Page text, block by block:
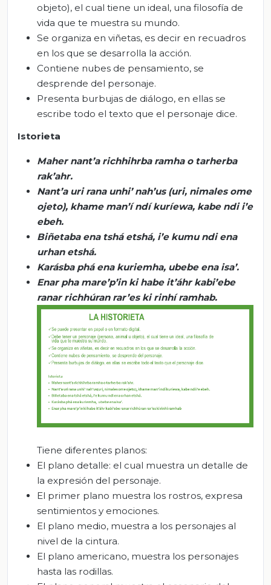
objeto), el cual tiene un ideal, una filosofía de
vida que te muestra su mundo.
Se organiza en viñetas, es decir en recuadros
en los que se desarrolla la acción.
Contiene nubes de pensamiento, se
desprende del personaje.
Presenta burbujas de diálogo, en ellas se
escribe todo el texto que el personaje dice.
Istorieta
Maher nant’a richhihrba ramhao tarherba
rak’ahr.
Nant’a urirana unhi’nah’us (uri, nimales ome
ojeto), khame man’í ndí kuríewa, kabe ndi i’e
ebeh.
Biñetaba ena tshá etshá, i’e kumu ndi ena
urhan etshá.
Karásba phá ena kuriemha, ubebe enaisa’.
Enar pha mare’p’in ki habe it’áhr kabi’ebe
ranar richhúran rar’es ki rinhí ramhab.
Tiene diferentes planos:
El plano detalle: el cual muestra un detalle de
la expresión del personaje.
El primer plano muestra los rostros, expresa
sentimientos y emociones.
El plano medio, muestra a los personajes al
nivel de la cintura.
El plano americano, muestra los personajes
hasta las rodillas.